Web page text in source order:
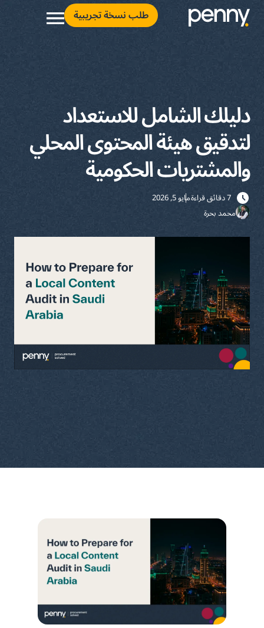
طلب نسخة تجريبية
دليلك الشامل للاستعداد
لتدقيق هيئة المحتوى المحلي
والمشتريات الحكومية
7 دقائق قراءة
مايو 5, 2026
محمد بحرة